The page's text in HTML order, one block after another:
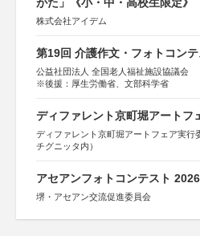
株式会社アイデム
第19回 介護作文・フォトコンテ
公益社団法人 全国老人福祉施設協議会
※後援：厚生労働省、文部科学省
ディファレント京町堀アートフ
ディファレント京町堀アートフェア実行
チグニッタ内）
アセアンフォトコンテスト 2026
堺・アセアン交流促進委員会